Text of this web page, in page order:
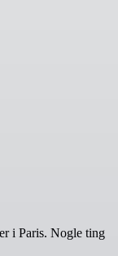
i Paris. Nogle ting